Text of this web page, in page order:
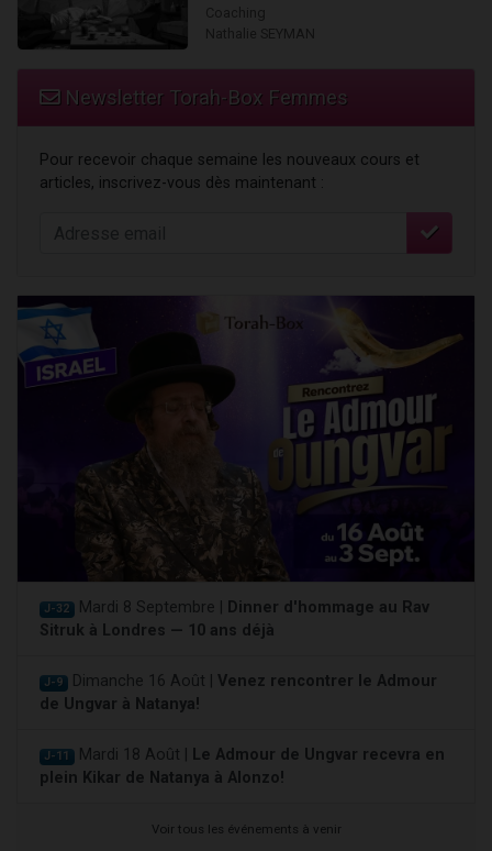
Newsletter Torah-Box Femmes
Pour recevoir chaque semaine les nouveaux cours et
articles, inscrivez-vous dès maintenant :
J-32 Mardi 8 Septembre | Dinner d'hommage au Rav
Sitruk à Londres — 10 ans déjà
J-9 Dimanche 16 Août | Venez rencontrer le Admour
de Ungvar à Natanya!
J-11 Mardi 18 Août | Le Admour de Ungvar recevra en
plein Kikar de Natanya à Alonzo!
Voir tous les événements à venir